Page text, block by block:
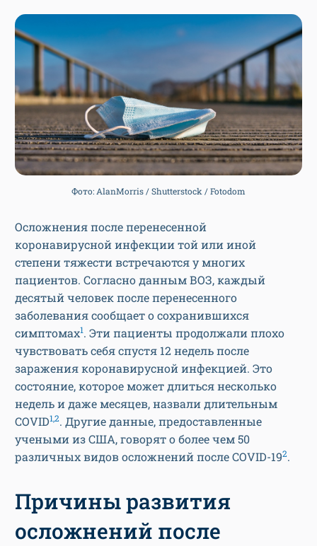
Фото: AlanMorris / Shutterstock / Fotodom
Осложнения после перенесенной
коронавирусной инфекции той или иной
степени тяжести встречаются у многих
пациентов. Согласно данным ВОЗ, каждый
десятый человек после перенесенного
заболевания сообщает о сохранившихся
симптомах1. Эти пациенты продолжали плохо
чувствовать себя спустя 12 недель после
заражения коронавирусной инфекцией. Это
состояние, которое может длиться несколько
недель и даже месяцев, назвали длительным
COVID1,2. Другие данные, предоставленные
учеными из США, говорят о более чем 50
различных видов осложнений после COVID-192.
Причины развития
осложнений после